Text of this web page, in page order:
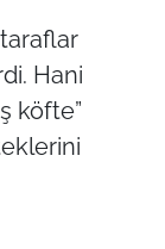
Hani
köfte”